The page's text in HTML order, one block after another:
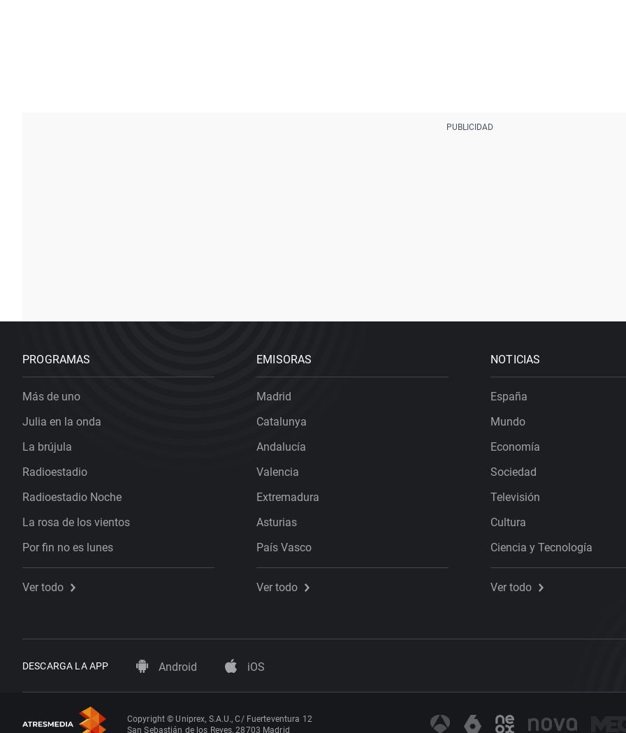
PROGRAMAS
Más de uno
Julia en la onda
La brújula
Radioestadio
Radioestadio Noche
La rosa de los vientos
Por fin no es lunes
Ver todo
EMISORAS
Madrid
Catalunya
Andalucía
Valencia
Extremadura
Asturias
País Vasco
Ver todo
NOTICIAS
España
Mundo
Economía
Sociedad
Televisión
Cultura
Ciencia y Tecnología
Ver todo
DESCARGA LA APP Android iOS
Copyright © Uniprex, S.A.U., C/ Fuerteventura 12
San Sebastián de los Reyes, 28703 Madrid